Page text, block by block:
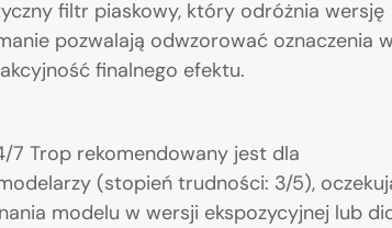
filtr piaskowy, który odróżnia wersję
pozwalają odwzorować oznaczenia
finalnego efektu.
7 Trop rekomendowany jest dla
(stopień trudności: 3/5),
modelu w wersji ekspozycyjnej lub